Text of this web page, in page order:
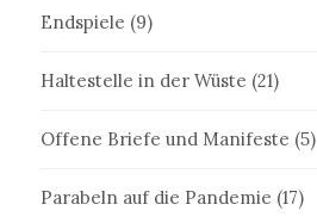
Endspiele (9)
Haltestelle in der Wüste (21)
Offene Briefe und Manifeste (5)
Parabeln auf die Pandemie (17)